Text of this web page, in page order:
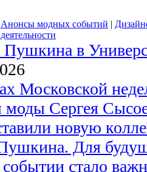
Анонсы модных событий |
Пушкина в
Московской
Сергея
новую
Для
событии стало